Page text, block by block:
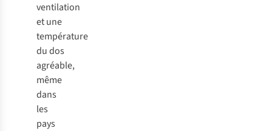
ventilation
et une
température
du dos
agréable,
même
dans
les
pays